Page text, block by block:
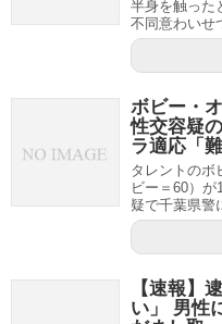
半身を触った
不同意わいせ
ボビー・
性交容疑
ラ適応「
タレントのボ
ビー＝60）
疑で千葉県警
【速報】
い」 男性